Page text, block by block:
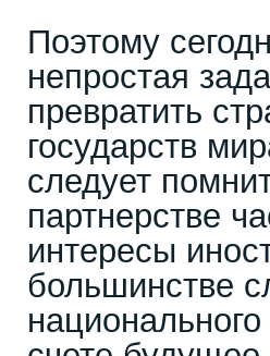
Поэтому
непростая
превратить
государств
следует
партнерстве
интересы
большинстве